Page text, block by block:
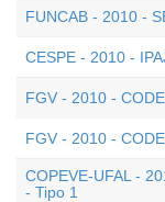
FUNCAB - 2010 -
CESPE - 2010 -
FGV - 2010 -
FGV - 2010 -
COPEVE-UFAL -
- Tipo 1